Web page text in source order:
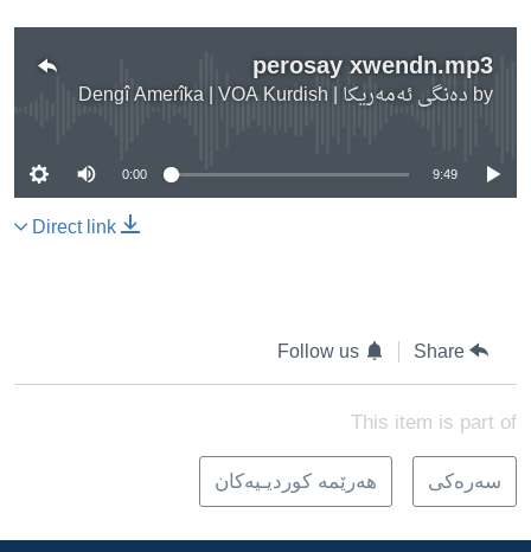
perosay xwendn.mp3
by دەنگی ئەمەریکا | Dengî Amerîka | VOA Kurdish
No media source currently available
0:00 9:49
Direct link
Share
Follow us
This item is part of
سه‌ره‌کی هه‌رێمه‌ کوردیـیه‌کان